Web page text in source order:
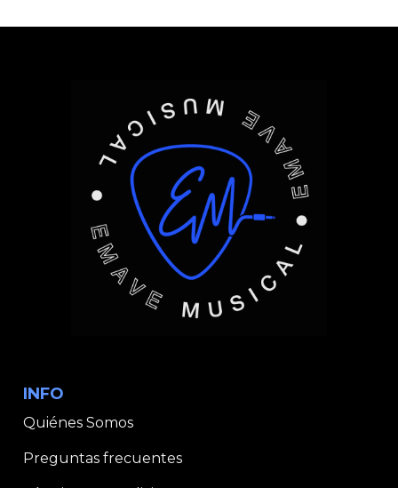
INFO
Quiénes Somos
Preguntas frecuentes